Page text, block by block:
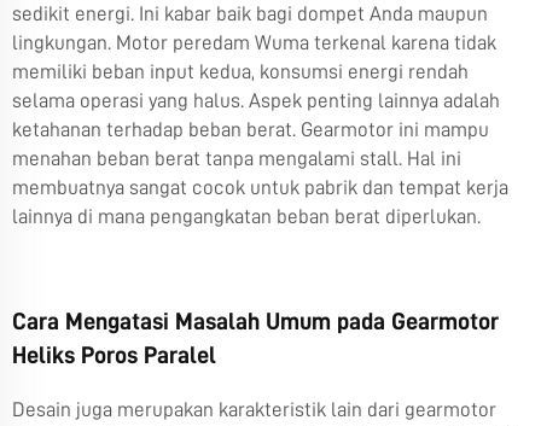
sedikit energi. Ini kabar baik bagi dompet Anda maupun
lingkungan. Motor peredam Wuma terkenal karena tidak
memiliki beban input kedua, konsumsi energi rendah
selama operasi yang halus. Aspek penting lainnya adalah
ketahanan terhadap beban berat. Gearmotor ini mampu
menahan beban berat tanpa mengalami stall. Hal ini
membuatnya sangat cocok untuk pabrik dan tempat kerja
lainnya di mana pengangkatan beban berat diperlukan.
Cara Mengatasi Masalah Umum pada Gearmotor
Heliks Poros Paralel
Desain juga merupakan karakteristik lain dari gearmotor